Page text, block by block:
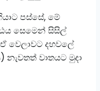
පස්සේ, මේ
සෙමෙන් සිසිල්
වෙලාවට දහවලේ
නැවතත් වාතයට මුදා